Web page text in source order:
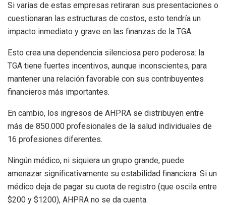
Si varias de estas empresas retiraran sus presentaciones o
cuestionaran las estructuras de costos, esto tendría un
impacto inmediato y grave en las finanzas de la TGA.
Esto crea una dependencia silenciosa pero poderosa: la
TGA tiene fuertes incentivos, aunque inconscientes, para
mantener una relación favorable con sus contribuyentes
financieros más importantes.
En cambio, los ingresos de AHPRA se distribuyen entre
más de 850.000 profesionales de la salud individuales de
16 profesiones diferentes.
Ningún médico, ni siquiera un grupo grande, puede
amenazar significativamente su estabilidad financiera. Si un
médico deja de pagar su cuota de registro (que oscila entre
$200 y $1200), AHPRA no se da cuenta.